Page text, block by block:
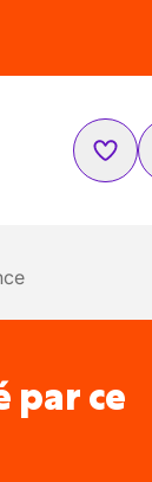
par ce